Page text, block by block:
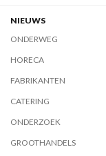
NIEUWS
ONDERWEG
HORECA
FABRIKANTEN
CATERING
ONDERZOEK
GROOTHANDELS